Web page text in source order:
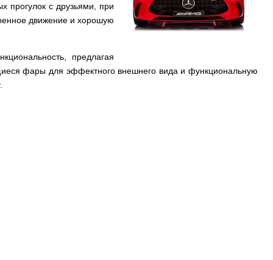
прогулок с друзьями, при
движение и хорошую
предлагая
фары для эффектного внешнего вида и функциональную